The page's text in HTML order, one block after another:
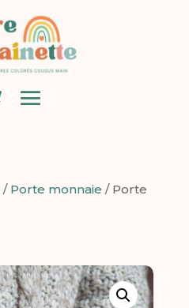
/ Porte monnaie / Porte